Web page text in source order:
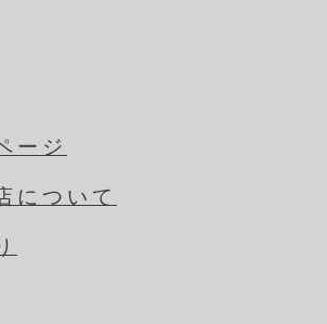
ージ
について